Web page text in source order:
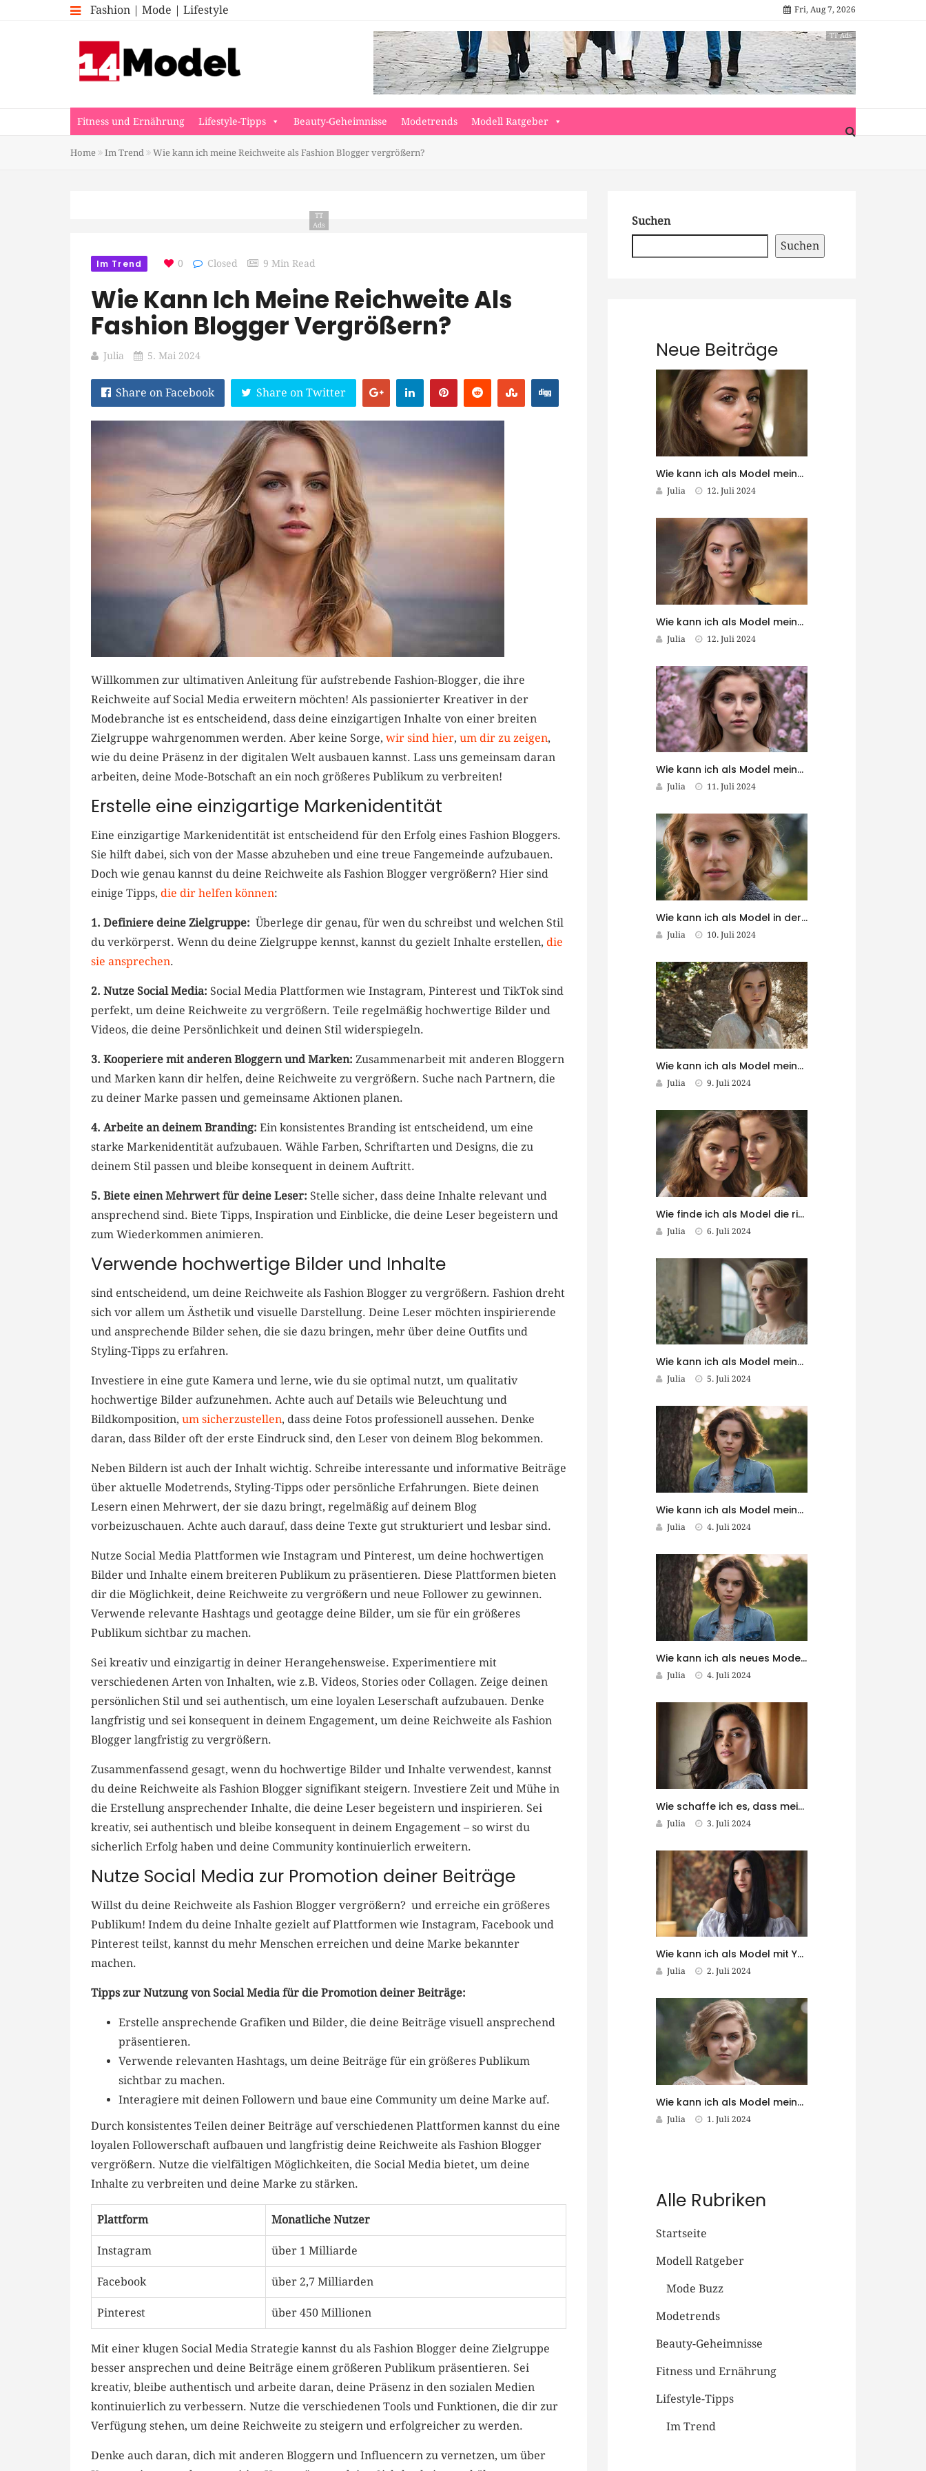
Fashion | Mode | Lifestyle Fri, Aug 7, 2026
TT Ads
Fitness und Ernährung Lifestyle-Tipps Beauty-Geheimnisse Modetrends Modell Ratgeber
Home Im Trend Wie kann ich meine Reichweite als Fashion Blogger vergrößern?
TT
Ads
Im Trend 0 Closed 9 Min Read
Wie Kann Ich Meine Reichweite Als
Fashion Blogger Vergrößern?
Julia 5. Mai 2024
Share on Facebook Share on Twitter
Willkommen zur ultimativen Anleitung ​für aufstrebende Fashion-Blogger, die ihre
Reichweite auf Social Media erweitern⁢ möchten! Als passionierter Kreativer​ in der
Modebranche ist es entscheidend, dass deine einzigartigen Inhalte von einer breiten
Zielgruppe ‌wahrgenommen werden. Aber ⁣keine Sorge, wir sind hier, um dir zu zeigen,
wie du deine Präsenz in der⁣ digitalen Welt​ ausbauen kannst. Lass uns⁢ gemeinsam daran
arbeiten, deine‌ Mode-Botschaft an⁣ ein noch größeres Publikum zu verbreiten!
Erstelle eine einzigartige Markenidentität
Eine⁣ einzigartige ​Markenidentität ⁤ist ‍entscheidend für den Erfolg eines Fashion Bloggers.
Sie hilft dabei, sich von der Masse ‌abzuheben ‌und ​eine⁢ treue Fangemeinde aufzubauen.
Doch wie genau ‍kannst⁢ du deine Reichweite als Fashion Blogger vergrößern?⁣ Hier sind
einige Tipps, die dir helfen‌ können:
1. ⁢Definiere ⁤deine ⁢Zielgruppe: ⁣ Überlege dir genau, ‌für wen du ‌schreibst und welchen Stil
du verkörperst.‌ Wenn du deine Zielgruppe kennst, kannst du gezielt‍ Inhalte erstellen, die
sie ansprechen.
2. Nutze Social ⁢Media: Social⁣ Media‍ Plattformen wie Instagram, Pinterest und TikTok sind
perfekt, um​ deine Reichweite zu vergrößern. Teile regelmäßig hochwertige Bilder ⁣und
Videos, die deine ⁤Persönlichkeit und deinen Stil widerspiegeln.
3. Kooperiere mit anderen Bloggern und Marken: Zusammenarbeit ⁣mit ⁤anderen Bloggern
und Marken kann dir helfen, ‌deine Reichweite zu vergrößern. Suche nach Partnern, die
zu deiner Marke passen ​und gemeinsame Aktionen planen.
4. Arbeite an deinem Branding: Ein konsistentes Branding ist entscheidend, um eine
starke Markenidentität aufzubauen. Wähle Farben, Schriftarten und‌ Designs, die zu
deinem ‍Stil passen und⁣ bleibe konsequent in ⁢deinem Auftritt.
5. Biete einen ⁣Mehrwert für⁣ deine Leser: ⁣Stelle sicher, dass ⁣deine ⁢Inhalte relevant und
ansprechend sind. Biete Tipps,⁢ Inspiration und⁣ Einblicke, die deine Leser‌ begeistern und
zum Wiederkommen animieren.
Verwende hochwertige Bilder und Inhalte
⁤sind entscheidend, ⁤um deine Reichweite als ​Fashion Blogger zu vergrößern. Fashion dreht
sich vor allem um Ästhetik und visuelle ​Darstellung. Deine Leser möchten inspirierende
und ansprechende Bilder sehen,⁣ die sie dazu bringen, mehr über deine ⁤Outfits und
Styling-Tipps​ zu erfahren.
Investiere ‍in eine gute Kamera und lerne, wie‌ du sie optimal nutzt, um qualitativ
⁣hochwertige Bilder aufzunehmen. Achte auch auf Details wie Beleuchtung und
Bildkomposition, um sicherzustellen, dass deine Fotos professionell aussehen. Denke
‍daran, dass Bilder oft der erste Eindruck sind, den Leser von ⁣deinem⁤ Blog bekommen.
Neben Bildern⁢ ist auch der Inhalt wichtig. Schreibe interessante⁣ und informative Beiträge
über aktuelle Modetrends, Styling-Tipps oder persönliche Erfahrungen. Biete deinen
Lesern einen Mehrwert, der sie dazu bringt, ​regelmäßig auf deinem Blog
vorbeizuschauen. Achte auch darauf, dass deine Texte gut strukturiert und lesbar sind.
Nutze Social Media Plattformen wie Instagram und Pinterest, um deine ⁤hochwertigen
Bilder ⁣und Inhalte einem breiteren Publikum⁤ zu präsentieren. Diese Plattformen bieten​
dir die ⁣Möglichkeit, ⁣deine Reichweite zu vergrößern und⁤ neue Follower zu gewinnen.
Verwende relevante Hashtags und geotagge deine Bilder, ​um sie für ein‌ größeres
⁢Publikum sichtbar zu machen.
Sei‌ kreativ und einzigartig in‍ deiner⁤ Herangehensweise. ⁤Experimentiere mit
verschiedenen ⁢Arten von Inhalten, wie⁣ z.B. Videos, Stories⁢ oder Collagen. Zeige deinen ​
persönlichen Stil und sei ⁢authentisch, um​ eine loyalen Leserschaft aufzubauen. ⁣Denke
langfristig und sei konsequent​ in deinem Engagement, ‍um ⁣deine Reichweite als Fashion
Blogger⁢ langfristig⁢ zu vergrößern.
Zusammenfassend ⁣gesagt, wenn du hochwertige ⁢Bilder und Inhalte verwendest, kannst
du deine Reichweite als Fashion Blogger signifikant steigern. ⁤Investiere Zeit und⁤ Mühe in
die ⁤Erstellung ansprechender Inhalte, die‌ deine Leser begeistern und inspirieren. Sei
kreativ, ⁤sei authentisch und‌ bleibe konsequent in ⁣deinem Engagement⁣ – so wirst du
sicherlich Erfolg haben ⁢und deine Community kontinuierlich ‌erweitern.
Nutze Social Media zur Promotion deiner Beiträge
Willst du deine​ Reichweite als Fashion Blogger vergrößern? ​ und erreiche⁤ ein größeres
Publikum! Indem du deine Inhalte gezielt auf Plattformen wie ⁣Instagram, ⁣Facebook‍ und
⁢Pinterest teilst, kannst du mehr Menschen erreichen und⁢ deine Marke bekannter
machen.
Tipps ⁣zur Nutzung von Social Media für die Promotion deiner Beiträge:
Erstelle ansprechende Grafiken und Bilder, die⁣ deine Beiträge visuell ansprechend
präsentieren.
Verwende⁣ relevanten Hashtags, um deine Beiträge ⁤für ein größeres⁤ Publikum
‍sichtbar zu machen.
Interagiere ‍mit deinen Followern und baue eine Community um​ deine Marke auf.
Durch konsistentes Teilen deiner Beiträge auf verschiedenen Plattformen kannst du eine
loyalen Followerschaft aufbauen und langfristig deine Reichweite ⁢als Fashion Blogger
vergrößern. ​Nutze die ⁢vielfältigen Möglichkeiten, die Social Media bietet, um‍ deine‍
Inhalte ⁣zu‍ verbreiten‍ und deine Marke zu stärken.
Plattform Monatliche ​Nutzer
Instagram über 1 Milliarde
Facebook über 2,7 Milliarden
Pinterest über 450 Millionen
Mit einer klugen Social⁢ Media ⁣Strategie kannst du als Fashion Blogger deine Zielgruppe
besser​ ansprechen und deine⁣ Beiträge einem größeren Publikum ⁤präsentieren. Sei
kreativ, bleibe authentisch und arbeite daran, deine​ Präsenz in den ‍sozialen Medien‌
kontinuierlich zu verbessern. Nutze die⁣ verschiedenen ⁤Tools und Funktionen, die dir ‌zur
Verfügung stehen, um deine ⁢Reichweite zu steigern und erfolgreicher zu werden.
Denke auch⁣ daran,​ dich mit anderen Bloggern und Influencern zu‍ vernetzen, um über
Suchen
Suchen
Neue Beiträge
Wie kann ich als Model meine Fähigkeiten kontinuierlich weiterentwickeln?
Julia 12. Juli 2024
Wie kann ich als Model meine Online-Präsenz optimieren?
Julia 12. Juli 2024
Wie kann ich als Model meine Reiseleidenschaft mit meiner Karriere verbinden?
Julia 11. Juli 2024
Wie kann ich als Model in der Werbebranche erfolgreich sein?
Julia 10. Juli 2024
Wie kann ich als Model meine eigene Modekollektion entwerfen?
Julia 9. Juli 2024
Wie finde ich als Model die richtigen Stylisten für meine Shootings?
Julia 6. Juli 2024
Wie kann ich als Model meine Follower in meine Reise einbeziehen?
Julia 5. Juli 2024
Wie kann ich als Model meine eigene Marke aufbauen?
Julia 4. Juli 2024
Wie kann ich als neues Model Sichtbarkeit gewinnen?
Julia 4. Juli 2024
Wie schaffe ich es, dass meine Modefotos in Magazinen veröffentlicht werden?
Julia 3. Juli 2024
Wie kann ich als Model mit YouTube Geld verdienen?
Julia 2. Juli 2024
Wie kann ich als Model meine Sprachkenntnisse verbessern?
Julia 1. Juli 2024
Alle Rubriken
Startseite
Modell Ratgeber
Mode Buzz
Modetrends
Beauty-Geheimnisse
Fitness und Ernährung
Lifestyle-Tipps
Im Trend